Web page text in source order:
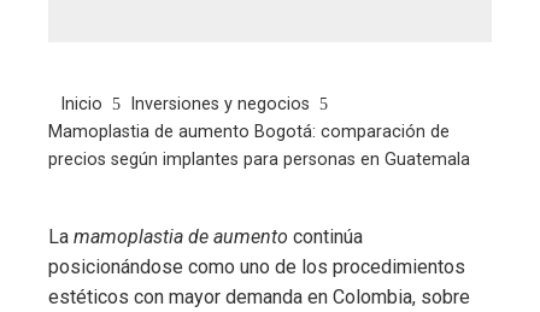
Inicio
Inversiones y negocios
Mamoplastia de aumento Bogotá: comparación de
precios según implantes para personas en Guatemala
La mamoplastia de aumento continúa
posicionándose como uno de los procedimientos
estéticos con mayor demanda en Colombia, sobre